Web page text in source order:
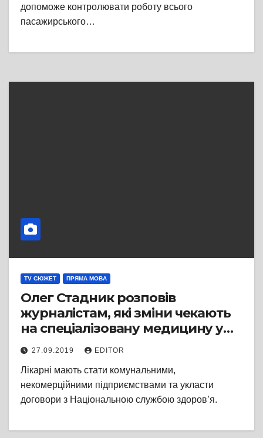
допоможе контролювати роботу всього
пасажирського…
TV СЮЖЕТ ПРЯМА МОВА
Олег Стадник розповів
журналістам, які зміни чекають
на спеціалізовану медицину у
2020 році
27.09.2019 EDITOR
Лікарні мають стати комунальними,
некомерційними підприємствами та укласти
договори з Національною службою здоров’я.